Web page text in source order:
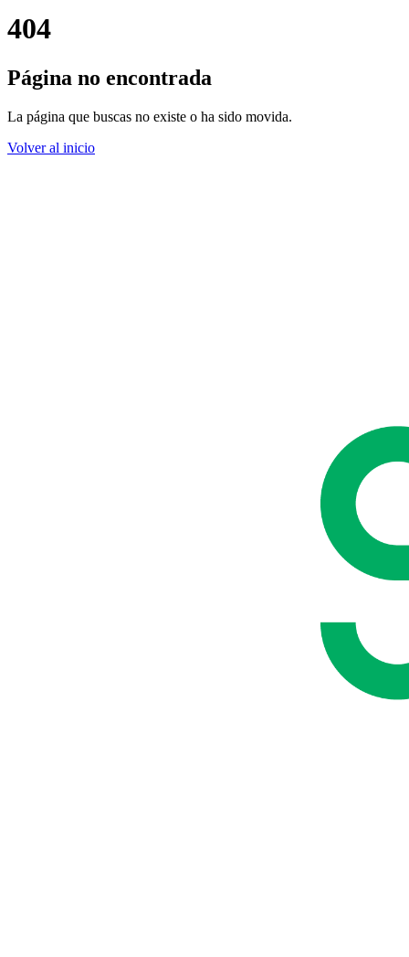
404
Página no encontrada
La página que buscas no existe o ha sido movida.
Volver al inicio